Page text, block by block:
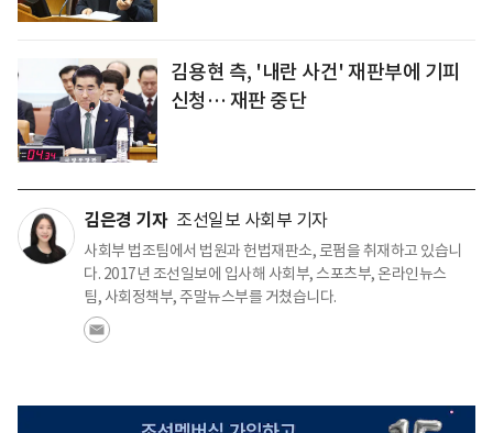
김용현 측, '내란 사건' 재판부에 기피
신청… 재판 중단
김은경 기자 조선일보 사회부 기자
사회부 법조팀에서 법원과 헌법재판소, 로펌을 취재하고 있습니
다. 2017년 조선일보에 입사해 사회부, 스포츠부, 온라인뉴스
팀, 사회정책부, 주말뉴스부를 거쳤습니다.